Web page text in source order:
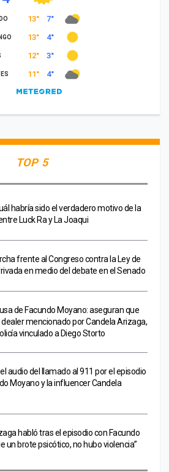
TOP 5
habría sido el verdadero motivo de la
Luck Ra y La Joaqui
frente al Congreso contra la Ley de
en medio del debate en el Senado
de Facundo Moyano: aseguran que
dealer mencionado por Candela Arizaga,
vinculado a Diego Storto
audio del llamado al 911 por el episodio
Moyano y la influencer Candela
habló tras el episodio con Facundo
un brote psicótico, no hubo violencia”